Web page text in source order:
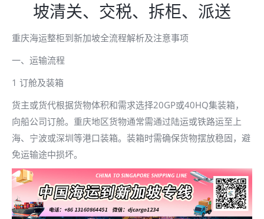
坡清关、交税、拆柜、派送
重庆海运整柜到新加坡全流程解析及注意事项
一、运输流程
1 订舱及装箱
货主或货代根据货物体积和需求选择20GP或40HQ集装箱，
向船公司订舱。重庆地区货物通常需通过陆运或铁路运至上
海、宁波或深圳等港口装箱。装箱时需确保货物摆放稳固，避
免运输途中损坏。